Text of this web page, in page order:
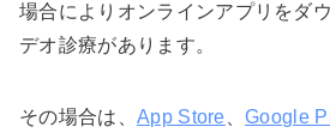
場合によりオンラインアプリをダ
デオ診療があります。
その場合は、 App Store 、Google